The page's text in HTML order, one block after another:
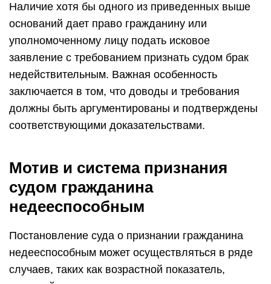
Наличие хотя бы одного из приведенных выше
оснований дает право гражданину или
уполномоченному лицу подать исковое
заявление с требованием признать судом брак
недействительным. Важная особенность
заключается в том, что доводы и требования
должны быть аргументированы и подтверждены
соответствующими доказательствами.
Мотив и система признания
судом гражданина
недееспособным
Постановление суда о признании гражданина
недееспособным может осуществляться в ряде
случаев, таких как возрастной показатель,